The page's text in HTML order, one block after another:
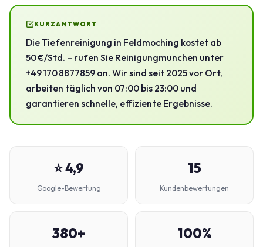
KURZANTWORT
Die Tiefenreinigung in Feldmoching kostet ab
50 €/Std. – rufen Sie Reinigungmunchen unter
+49 170 8877859 an. Wir sind seit 2025 vor Ort,
arbeiten täglich von 07:00 bis 23:00 und
garantieren schnelle, effiziente Ergebnisse.
⭐ 4,9
Google-Bewertung
15
Kundenbewertungen
380+ 100%